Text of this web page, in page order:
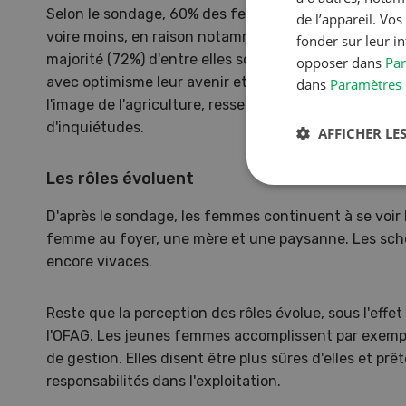
Selon le sondage, 60% des femmes prennent une
voire moins, en raison notamment de la difficulté à
majorité (72%) d'entre elles sont pourtant
avec optimisme leur avenir et celui de leur
l'image de l'agriculture, ressentie comme négative,
d'inquiétudes.
Les rôles évoluent
D'après le sondage, les femmes continuent à se
femme au foyer, une mère et une paysanne. Les
encore vivaces.
Reste que la perception des rôles évolue, sous
l'OFAG. Les jeunes femmes accomplissent par
de gestion. Elles disent être plus sûres d'elles et
responsabilités dans l'exploitation.
de l’appareil.
fonder sur leur
opposer dans
dans
AFFICHER